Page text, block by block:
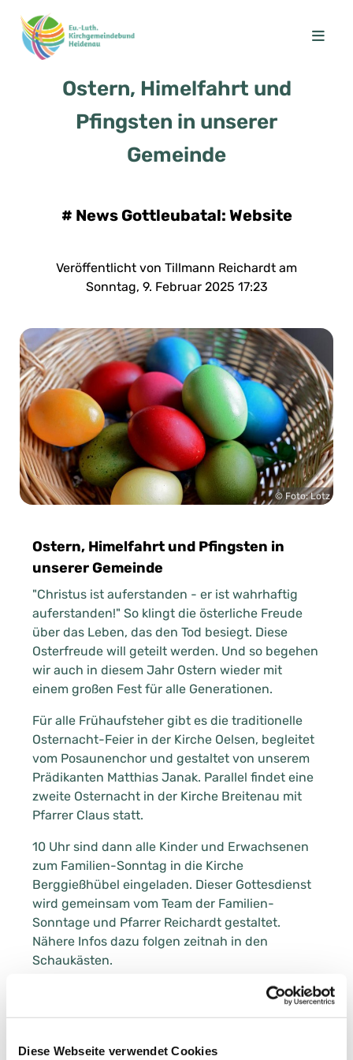
Diese Webseite verwendet Cookies
Ostern, Himelfahrt und
Pfingsten in unserer
Gemeinde
# News Gottleubatal: Website
Veröffentlicht von Tillmann Reichardt am
Sonntag, 9. Februar 2025 17:23
© Foto: Lotz
Ostern, Himelfahrt und Pfingsten in
unserer Gemeinde
"Christus ist auferstanden - er ist wahrhaftig
auferstanden!" So klingt die österliche Freude
über das Leben, das den Tod besiegt. Diese
Osterfreude will geteilt werden. Und so begehen
wir auch in diesem Jahr Ostern wieder mit
einem großen Fest für alle Generationen.
Für alle Frühaufsteher gibt es die traditionelle
Osternacht-Feier in der Kirche Oelsen, begleitet
vom Posaunenchor und gestaltet von unserem
Prädikanten Matthias Janak. Parallel findet eine
zweite Osternacht in der Kirche Breitenau mit
Pfarrer Claus statt.
10 Uhr sind dann alle Kinder und Erwachsenen
zum Familien-Sonntag in die Kirche
Berggießhübel eingeladen. Dieser Gottesdienst
wird gemeinsam vom Team der Familien-
Sonntage und Pfarrer Reichardt gestaltet.
Nähere Infos dazu folgen zeitnah in den
Schaukästen.
Himmelfahrtsfest. Dazu fahren wir traditionell
Gottesdienst unter freiem Himmel gestaltet.